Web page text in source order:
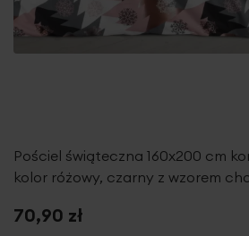
Pościel świąteczna 160x200 cm
kolor różowy, czarny z wzorem
70,90 zł